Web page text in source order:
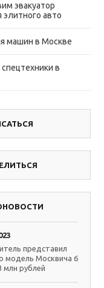
эвакуатор
авто
машин в Москве
в
представил
модель Москвича 6
млн рублей